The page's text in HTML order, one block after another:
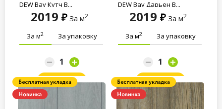
DEW Bay Кутч B...
2019 За м2
За м2 За упаковку
Заказать
DEW Bay Дарьен B...
2019 За м2
За м2 За упаковку
Заказать